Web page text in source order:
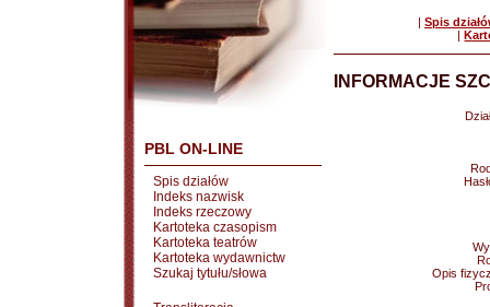
PBL ON-LINE
Spis działów
Indeks nazwisk
Indeks rzeczowy
Kartoteka czasopism
Kartoteka teatrów
Kartoteka wydawnictw
Szukaj tytułu/słowa
| Spis
|
INFORMACJE
Opis